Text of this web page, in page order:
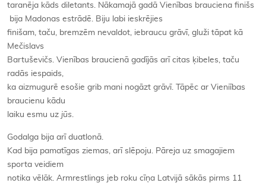
taranēja kāds diletants. Nākamajā gadā Vienības brauciena finišs
bija Madonas estrādē. Biju labi ieskrējies
finišam, taču, bremzēm nevaldot, iebraucu grāvī, gluži tāpat kā
Mečislavs
Bartuševičs. Vienības braucienā gadījās arī citas ķibeles, taču
radās iespaids,
ka aizmugurē esošie grib mani nogāzt grāvī. Tāpēc ar Vieniības
braucienu kādu
laiku esmu uz jūs
Godalga bija arī duatlonā.
Kad bija pamatīgas ziemas, arī slēpoju. Pāreja uz smagajiem
sporta veidiem
notika vēlāk. Armrestlings jeb roku cīņa Latvijā sākās pirms 11